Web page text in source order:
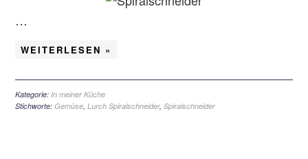
…
WEITERLESEN »
Kategorie:In meiner Küche
Stichworte:Gemüse,Lurch Spiralschneider,Spiralschneider